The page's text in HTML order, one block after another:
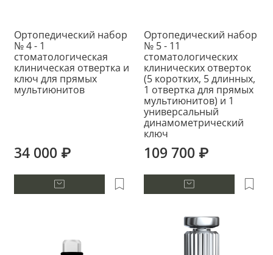
Ортопедический набор
№ 4 - 1
стоматологическая
клиническая отвертка и
ключ для прямых
мультиюнитов
34 000 ₽
Ортопедический набор
№ 5 - 11
стоматологических
клинических отверток
(5 коротких, 5 длинных,
1 отвертка для прямых
мультиюнитов) и 1
универсальный
динамометрический
ключ
109 700 ₽